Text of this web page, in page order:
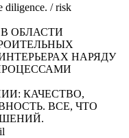
diligence. / risk
ОБЛАСТИ
НАРЯДУ
КАЧЕСТВО,
ВСЕ, ЧТО